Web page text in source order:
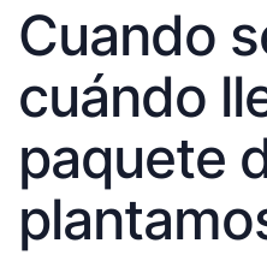
Cuando
cuándo
paquete